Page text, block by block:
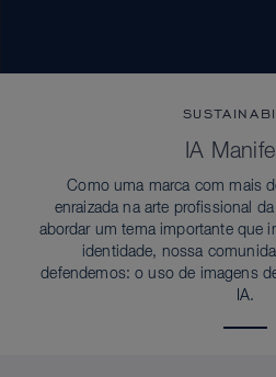
IA
Como uma marca com mais
enraizada na arte profissional
abordar um tema importante que
identidade, nossa
defendemos: o uso de imagens
IA.